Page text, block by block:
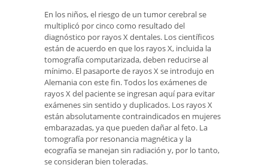
En los niños, el riesgo de un tumor cerebral se
multiplicó por cinco como resultado del
diagnóstico por rayos X dentales. Los científicos
están de acuerdo en que los rayos X, incluida la
tomografía computarizada, deben reducirse al
mínimo. El pasaporte de rayos X se introdujo en
Alemania con este fin. Todos los exámenes de
rayos X del paciente se ingresan aquí para evitar
exámenes sin sentido y duplicados. Los rayos X
están absolutamente contraindicados en mujeres
embarazadas, ya que pueden dañar al feto. La
tomografía por resonancia magnética y la
ecografía se manejan sin radiación y, por lo tanto,
se consideran bien toleradas.